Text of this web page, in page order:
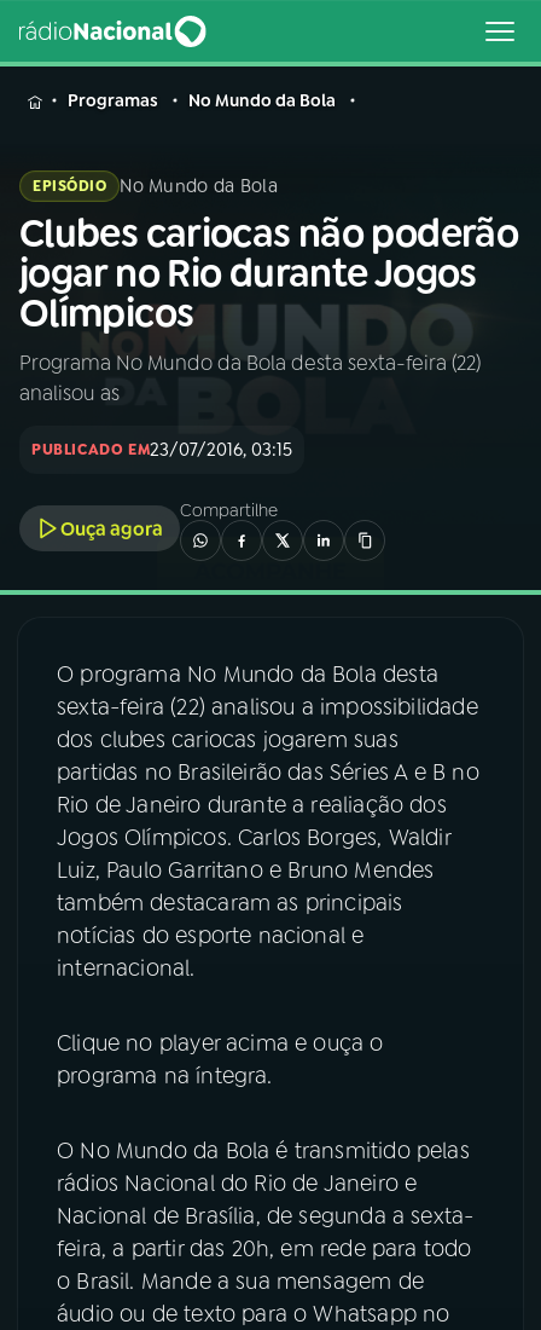
MENU
Buscar
na
Rádio
Nacional
Buscar
AO VIVO
INÍCIO
A RÁDIO
03PROGRAMAÇÃO
04PROGRAMAS
PODCASTS
06VIDEOCASTS
ACOMPANHE A RÁDIO NACIONAL
Instagram X
TikTok
Programas No Mundo da Bola
EPISÓDIO No Mundo da Bola
Clubes cariocas não poderão
jogar no Rio durante Jogos
Olímpicos
Programa No Mundo da Bola desta sexta-feira (22)
analisou as
PUBLICADO EM23/07/2016, 03:15
Ouça agora
Compartilhe
O programa No Mundo da Bola desta
sexta-feira (22) analisou a impossibilidade
dos clubes cariocas jogarem suas
partidas no Brasileirão das Séries A e B no
Rio de Janeiro durante a realiação dos
Jogos Olímpicos. Carlos Borges, Waldir
Luiz, Paulo Garritano e Bruno Mendes
também destacaram as principais
notícias do esporte nacional e
internacional.
Clique no player acima e ouça o
programa na íntegra.
O No Mundo da Bola é transmitido pelas
rádios Nacional do Rio de Janeiro e
Nacional de Brasília, de segunda a sexta-
feira, a partir das 20h, em rede para todo
o Brasil. Mande a sua mensagem de
áudio ou de texto para o Whatsapp no